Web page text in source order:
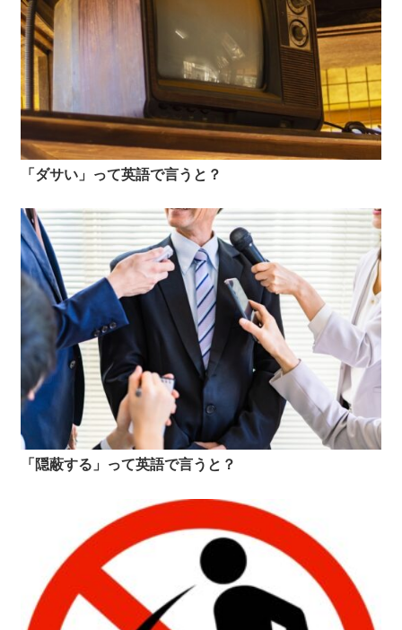
「ダサい」って英語で言うと？
「隠蔽する」って英語で言うと？